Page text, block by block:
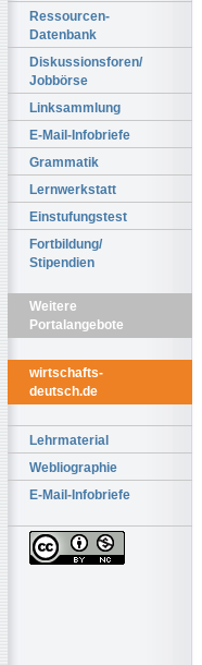
Ressourcen-
Datenbank
Diskussionsforen/
Jobbörse
Linksammlung
E-Mail-Infobriefe
Grammatik
Lernwerkstatt
Einstufungstest
Fortbildung/
Stipendien
Weitere
Portalangebote
wirtschafts-
deutsch.de
Lehrmaterial
Webliographie
E-Mail-Infobriefe